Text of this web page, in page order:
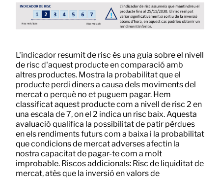
L'indicador resumit de risc és una guia sobre el nivell
de risc d'aquest producte en comparació amb
altres productes. Mostra la probabilitat que el
producte perdi diners a causa dels moviments del
mercat o perquè no et puguem pagar. Hem
classificat aquest producte com a nivell de risc 2 en
una escala de 7, on el 2 indica un risc baix. Aquesta
avaluació qualifica la possibilitat de patir pèrdues
en els rendiments futurs com a baixa i la probabilitat
que condicions de mercat adverses afectin la
nostra capacitat de pagar-te com a molt
improbable. Riscos addicionals: Risc de liquiditat de
mercat, atès que la inversió en valors de